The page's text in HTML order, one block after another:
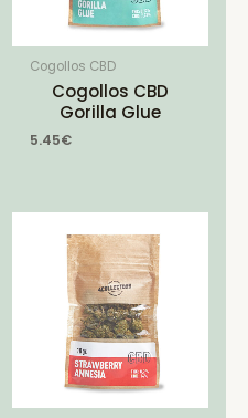
Cogollos CBD
Cogollos CBD
Gorilla Glue
5.45€